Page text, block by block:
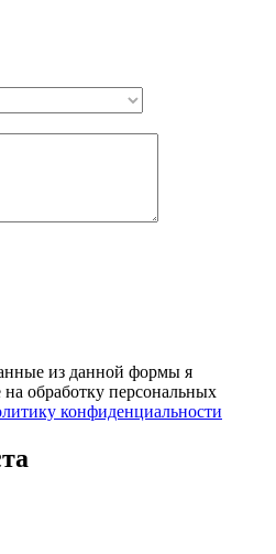
из данной формы я
обработку персональных
конфиденциальности